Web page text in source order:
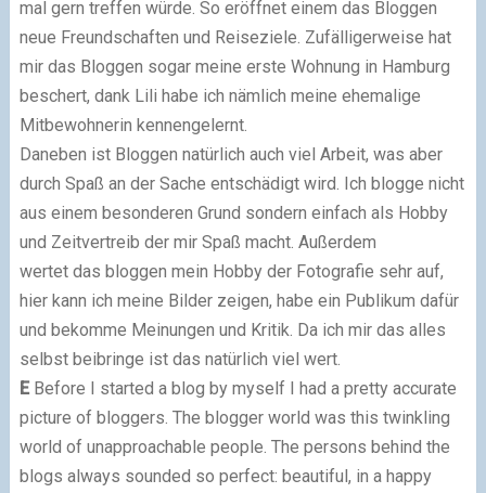
mal gern treffen würde. So eröffnet einem das Bloggen
neue Freundschaften und Reiseziele. Zufälligerweise hat
mir das Bloggen sogar meine erste Wohnung in Hamburg
beschert, dank Lili habe ich nämlich meine ehemalige
Mitbewohnerin kennengelernt.
Daneben ist Bloggen natürlich auch viel Arbeit, was aber
durch Spaß an der Sache entschädigt wird. Ich blogge nicht
aus einem besonderen Grund sondern einfach als Hobby
und Zeitvertreib der mir Spaß macht. Außerdem
wertet das bloggen mein Hobby der Fotografie sehr auf,
hier kann ich meine Bilder zeigen, habe ein Publikum dafür
und bekomme Meinungen und Kritik. Da ich mir das alles
selbst beibringe ist das natürlich viel wert.
EBefore I started a blog by myself I had a pretty accurate
picture of bloggers. The blogger world was this twinkling
world of unapproachable people. The persons behind the
blogs always sounded so perfect: beautiful, in a happy